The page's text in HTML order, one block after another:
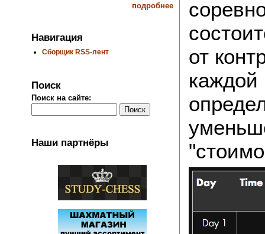
подробнее
Навигация
Сборщик RSS-лент
Поиск
Поиск на сайте:
Наши партнёры
от
каждой